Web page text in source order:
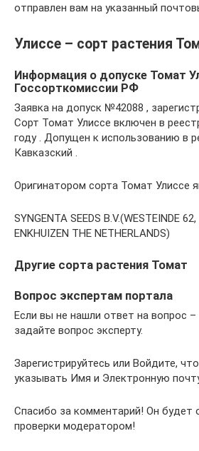
отправлен вам на указанный
Улиссе – сорт растения
Информация о допуске Томат
Госсорткомиссии РФ
Заявка на допуск №42088 ,
Сорт Томат Улиссе включен в
году . Допущен к использованию в
Кавказский .
Оригинатором сорта Томат Улиссе
SYNGENTA SEEDS B.V.(WESTEINDE
ENKHUIZEN THE NETHERLANDS)
Другие сорта растения Томат
Вопрос экспертам портала
Если вы не нашли ответ на вопрос –
задайте вопрос эксперту.
Зарегистрируйтесь или Войдите,
указывать Имя и Электронную
Спасибо за комментарий! Он будет
проверки модератором!